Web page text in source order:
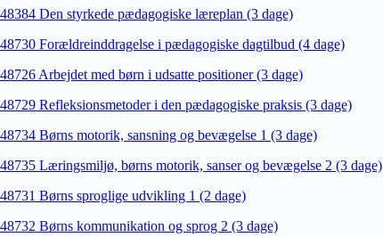
48384 Den styrkede pædagogiske læreplan (3 dage)
48730 Forældreinddragelse i pædagogiske dagtilbud (4 dage)
48726 Arbejdet med børn i udsatte positioner (3 dage)
48729 Refleksionsmetoder i den pædagogiske praksis (3 dage)
48734 Børns motorik, sansning og bevægelse 1 (3 dage)
48735 Læringsmiljø, børns motorik, sanser og bevægelse 2 (3 dage)
48731 Børns sproglige udvikling 1 (2 dage)
48732 Børns kommunikation og sprog 2 (3 dage)